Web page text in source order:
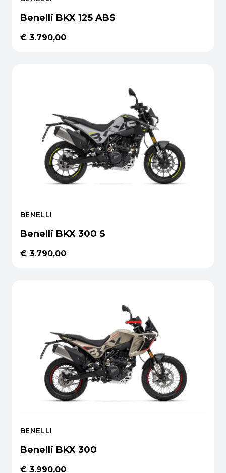
Benelli BKX 125 ABS
€ 3.790,00
BENELLI
Benelli BKX 300 S
€ 3.790,00
BENELLI
Benelli BKX 300
€ 3.990,00